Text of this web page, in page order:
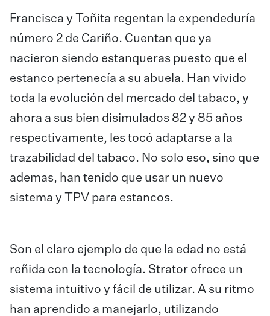
Francisca y Toñita regentan la expendeduría
número 2 de Cariño. Cuentan que ya
nacieron siendo estanqueras puesto que el
estanco pertenecía a su abuela. Han vivido
toda la evolución del mercado del tabaco, y
ahora a sus bien disimulados 82 y 85 años
respectivamente, les tocó adaptarse a la
trazabilidad del tabaco. No solo eso, sino que
ademas, han tenido que usar un nuevo
sistema y TPV para estancos.
Son el claro ejemplo de que la edad no está
reñida con la tecnología. Strator ofrece un
sistema intuitivo y fácil de utilizar. A su ritmo
han aprendido a manejarlo, utilizando